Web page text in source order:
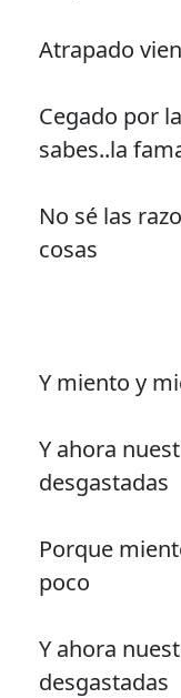
Atrapado
Cegado por
sabes..la
No sé las
cosas
Y miento y
Y ahora
desgastadas
Porque
poco
Y ahora
desgastadas